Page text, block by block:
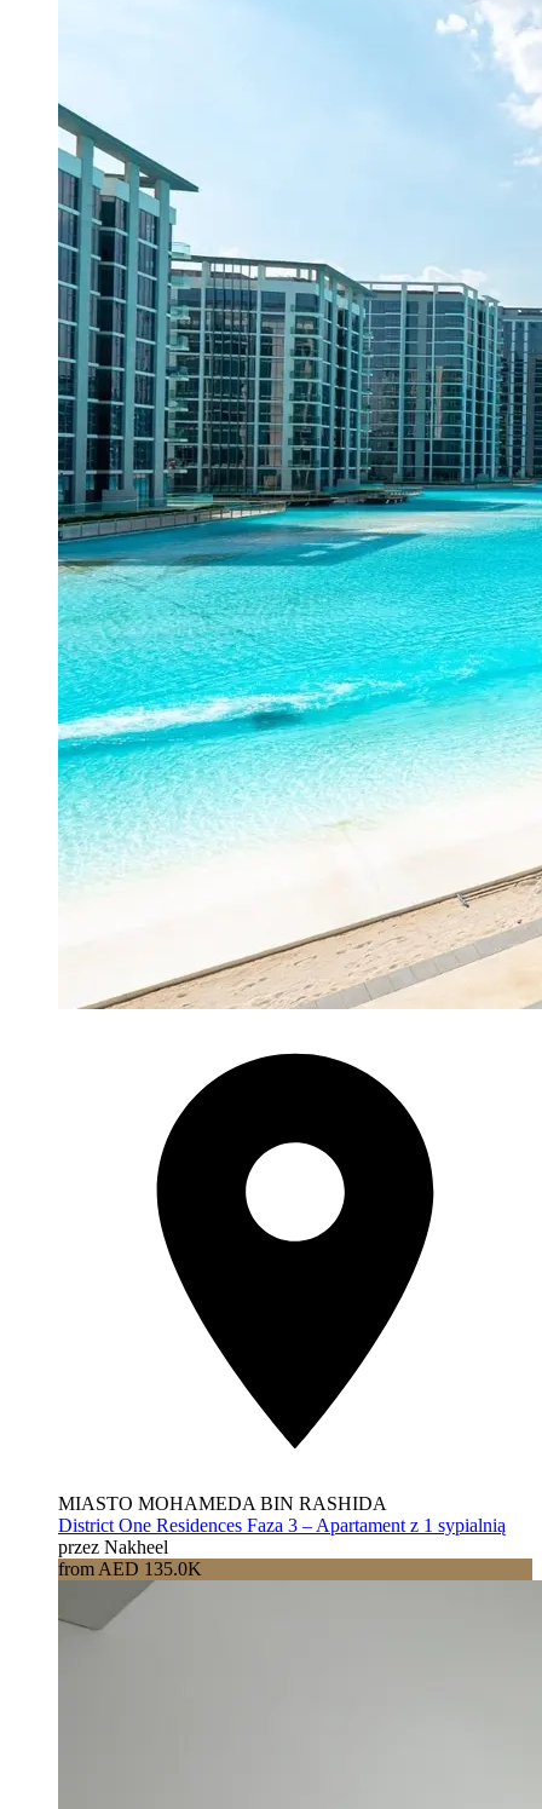
MIASTO MOHAMEDA BIN RASHIDA
District One Residences Faza 3 – Apartament z 1 sypialnią
przez Nakheel
from AED 135.0K